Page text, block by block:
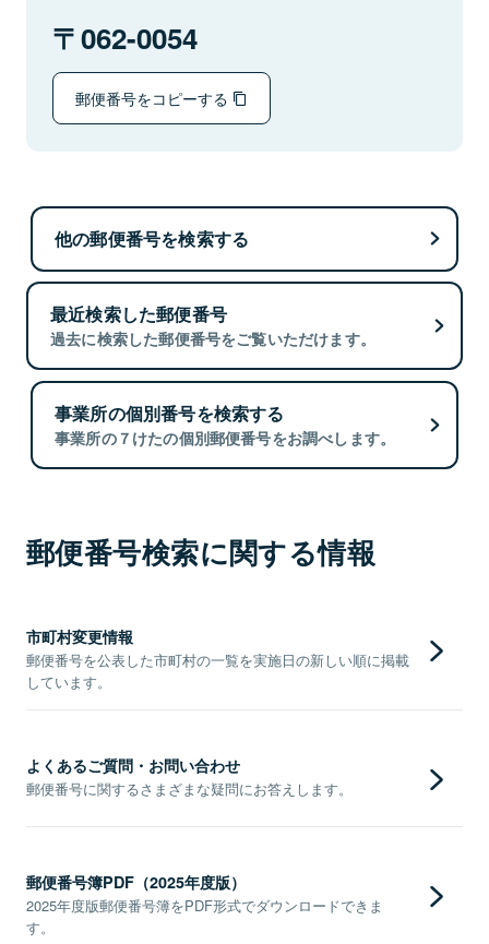
062-0054
郵便番号をコピーする
他の郵便番号を検索する
最近検索した郵便番号
過去に検索した郵便番号をご覧いただけます。
事業所の個別番号を検索する
事業所の７けたの個別郵便番号をお調べします。
郵便番号検索に関する情報
市町村変更情報
郵便番号を公表した市町村の一覧を実施日の新しい順に掲載
しています。
よくあるご質問・お問い合わせ
郵便番号に関するさまざまな疑問にお答えします。
郵便番号簿PDF（2025年度版）
2025年度版郵便番号簿をPDF形式でダウンロードできま
す。